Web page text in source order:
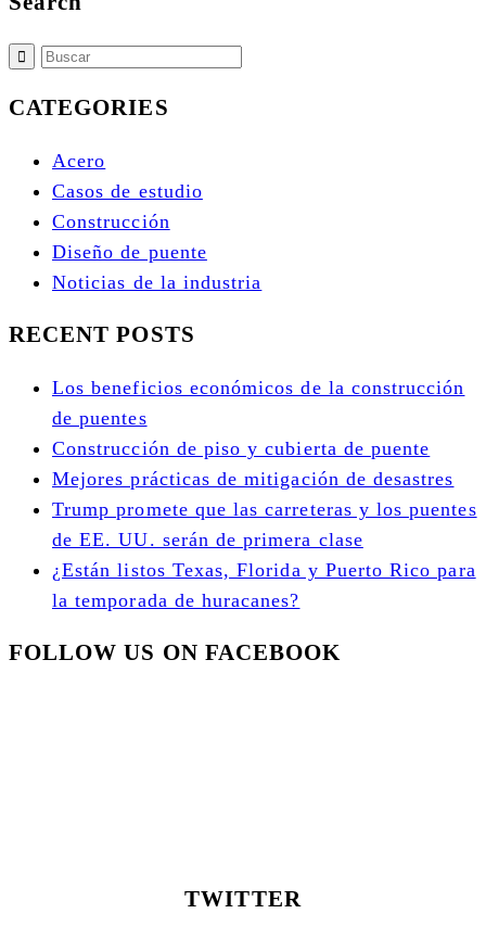
CATEGORIES
Acero
Casos de estudio
Construcción
Diseño de puente
Noticias de la industria
RECENT POSTS
Los beneficios económicos de la construcción
de puentes
Construcción de piso y cubierta de puente
Mejores prácticas de mitigación de desastres
Trump promete que las carreteras y los puentes
de EE. UU. serán de primera clase
¿Están listos Texas, Florida y Puerto Rico para
la temporada de huracanes?
FOLLOW US ON FACEBOOK
TWITTER